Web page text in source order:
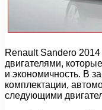
Renault Sandero
двигателями,
и экономичность. В
комплектации,
следующими